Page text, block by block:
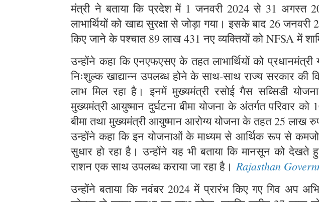
मंत्री ने बताया कि प्रदेश में 1 जनवरी 2024 से 31 अगस्त
लाभार्थियों को खाद्य सुरक्षा से जोड़ा गया। इसके बाद 26 जनवरी
किए जाने के पश्चात 89 लाख 431 नए व्यक्तियों को NFSA में
उन्होंने कहा कि एनएफएसए के तहत लाभार्थियों को
निःशुल्क खाद्यान्न उपलब्ध होने के साथ-साथ राज्य सरकार की
लाभ मिल रहा है। इनमें मुख्यमंत्री रसोई गैस सब्सिडी
मुख्यमंत्री आयुष्मान दुर्घटना बीमा योजना के अंतर्गत परिवार
बीमा तथा मुख्यमंत्री आयुष्मान आरोग्य योजना के तहत 25 लाख
उन्होंने कहा कि इन योजनाओं के माध्यम से आर्थिक रूप से
सुधार हो रहा है। उन्होंने यह भी बताया कि मानसून को देखते
राशन एक साथ उपलब्ध कराया जा रहा है। Rajasthan
उन्होंने बताया कि नवंबर 2024 में प्रारंभ किए गए गिव अप